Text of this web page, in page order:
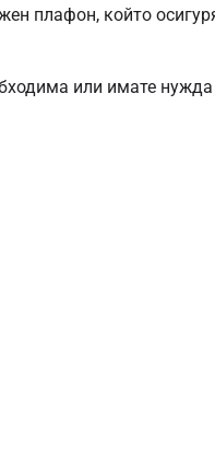
плафон, който
или имате